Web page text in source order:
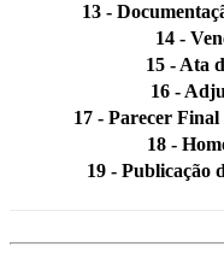
13 -
14 -
15 - Ata
16 -
17 - Parecer
18 -
19 - Publicação